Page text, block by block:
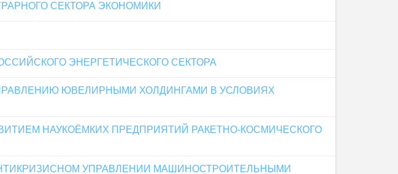
СЕКТОРА ЭКОНОМИКИ
ЭНЕРГЕТИЧЕСКОГО СЕКТОРА
ЮВЕЛИРНЫМИ ХОЛДИНГАМИ В УСЛОВИЯХ
НАУКОЁМКИХ ПРЕДПРИЯТИЙ РАКЕТНО-КОСМИЧЕСКОГО
УПРАВЛЕНИИ МАШИНОСТРОИТЕЛЬНЫМИ